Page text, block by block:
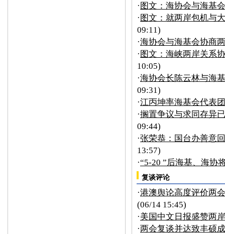
· 图文：海协会与海基
· 图文：就两岸包机与
09:11)
·海协会与海基会协商
· 图文：海峡两岸关系
10:05)
·海协会长陈云林与海
09:31)
·江丙坤率海基会代表
·搁置争议与求同存异
09:44)
·张荣恭：国台办善意
13:57)
·“5-20 ”后海基、海协
复谈评论
·港澳舆论高度评价两
(06/14 15:45)
·美国中文日报盛赞两
·两会复谈并达致丰硕